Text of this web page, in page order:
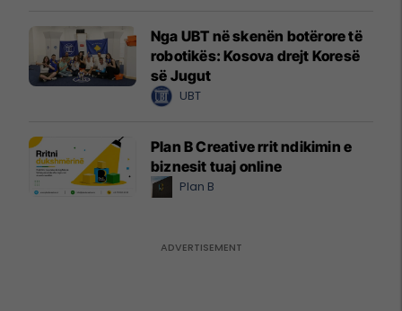
Nga UBT në skenën botërore të
robotikës: Kosova drejt Koresë
së Jugut
UBT
Plan B Creative rrit ndikimin e
biznesit tuaj online
Plan B